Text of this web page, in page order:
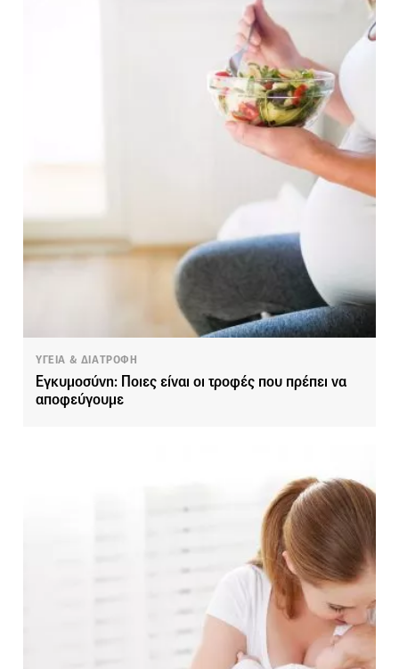
ΥΓΕΙΑ & ΔΙΑΤΡΟΦΗ
Εγκυμοσύνη: Ποιες είναι οι τροφές που πρέπει να
αποφεύγουμε